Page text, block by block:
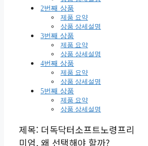
2번째 상품
제품 요약
상품 상세설명
3번째 상품
제품 요약
상품 상세설명
4번째 상품
제품 요약
상품 상세설명
5번째 상품
제품 요약
상품 상세설명
제목: 더독닥터소프트노령프리
미엄, 왜 선택해야 할까?